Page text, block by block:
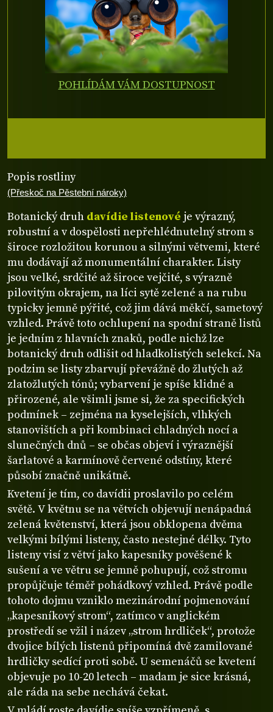
Popis rostliny
(Přeskoč na Pěstební nároky)
Botanický druh davídie listenové je výrazný,
robustní a v dospělosti nepřehlédnutelný strom s
široce rozložitou korunou a silnými větvemi, které
mu dodávají až monumentální charakter. Listy
jsou velké, srdčité až široce vejčité, s výrazně
pilovitým okrajem, na líci sytě zelené a na rubu
typicky jemně pýřité, což jim dává měkčí, sametový
vzhled. Právě toto ochlupení na spodní straně listů
je jedním z hlavních znaků, podle nichž lze
botanický druh odlišit od hladkolistých selekcí. Na
podzim se listy zbarvují převážně do žlutých až
zlatožlutých tónů; vybarvení je spíše klidné a
přirozené, ale všimli jsme si, že za specifických
podmínek – zejména na kyselejších, vlhkých
stanovištích a při kombinaci chladných nocí a
slunečných dnů – se občas objeví i výraznější
šarlatové a karmínově červené odstíny, které
působí značně unikátně.
Kvetení je tím, co davídii proslavilo po celém
světě. V květnu se na větvích objevují nenápadná
zelená květenství, která jsou obklopena dvěma
velkými bílými listeny, často nestejné délky. Tyto
listeny visí z větví jako kapesníky pověšené k
sušení a ve větru se jemně pohupují, což stromu
propůjčuje téměř pohádkový vzhled. Právě podle
tohoto dojmu vzniklo mezinárodní pojmenování
„kapesníkový strom“, zatímco v anglickém
prostředí se vžil i název „strom hrdliček“, protože
dvojice bílých listenů připomíná dvě zamilované
hrdličky sedící proti sobě. U semenáčů se kvetení
objevuje po 10-20 letech – madam je sice krásná,
ale ráda na sebe nechává čekat.
POHLÍDÁM VÁM DOSTUPNOST